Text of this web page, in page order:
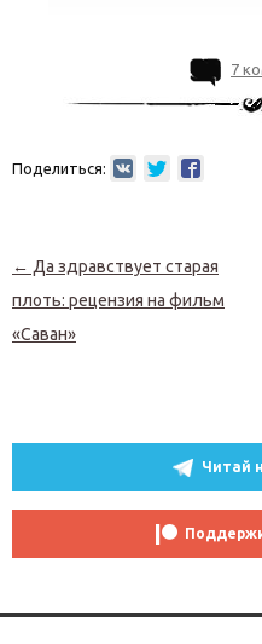
7
Поделиться:
Навигация по записям
← Да здравствует старая
плоть: рецензия на фильм
«Саван»
Читай